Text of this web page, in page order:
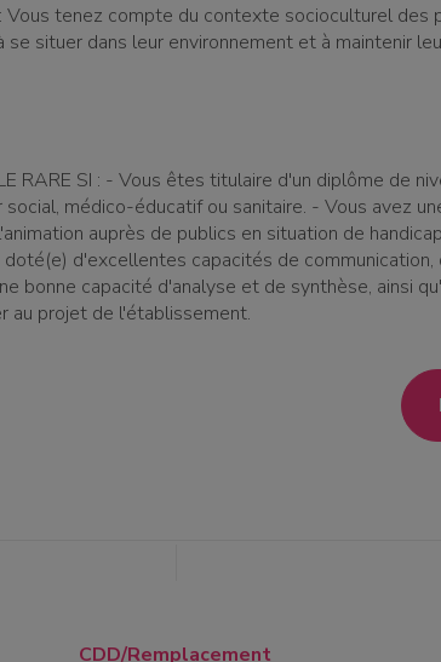
tenez compte du contexte socioculturel des
se situer dans leur environnement et à maintenir
RARE SI : - Vous êtes titulaire d'un diplôme de
médico-éducatif ou sanitaire. - Vous avez
auprès de publics en situation de
d'excellentes capacités de communication,
bonne capacité d'analyse et de synthèse, ainsi
au projet de l'établissement.
CDD/Remplacement